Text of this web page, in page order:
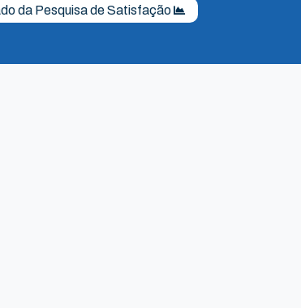
da Pesquisa de Satisfação